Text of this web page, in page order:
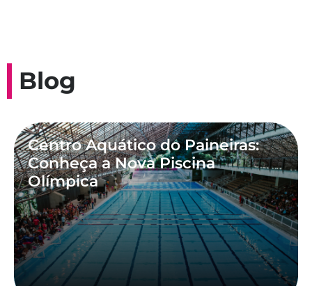
Blog
Centro Aquático do Paineiras:
Conheça a Nova Piscina
Olímpica